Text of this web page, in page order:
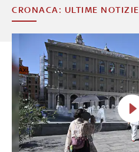
CRONACA: ULTIME NOTIZIE